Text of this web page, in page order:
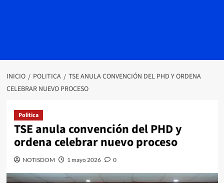
INICIO POLITICA
TSE ANULA CONVENCIÓN DEL PHD Y ORDENA
CELEBRAR NUEVO PROCESO
Politica
TSE anula convención del PHD y
ordena celebrar nuevo proceso
NOTISDOM 1 mayo 2026 0